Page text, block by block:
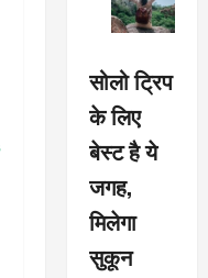
सोलो ट्रिप
के लिए
बेस्ट है ये
जगह,
मिलेगा
सुकून